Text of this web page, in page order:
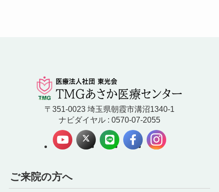
〒351-0023 埼玉県朝霞市溝沼1340-1
ナビダイヤル : 0570-07-2055
ご来院の方へ